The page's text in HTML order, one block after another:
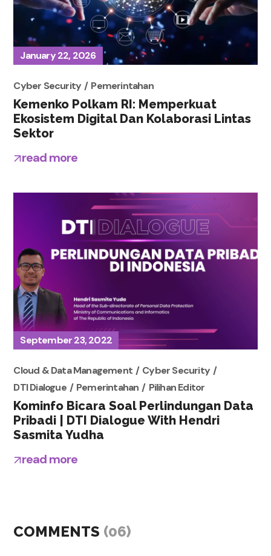
January 22, 2026
Cyber Security Pemerintahan
Kemenko Polkam RI: Memperkuat
Ekosistem Digital Dan Kolaborasi Lintas
Sektor
read more
September 23, 2022
Cloud & Data Management
Cyber Security
DTI Dialogue
Pemerintahan Pilihan Editor
Kominfo Bicara Soal Perlindungan Data
Pribadi | DTI Dialogue With Hendri
Sasmita Yudha
read more
COMMENTS (06)